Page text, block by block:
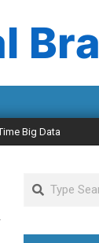
Big Data
Search